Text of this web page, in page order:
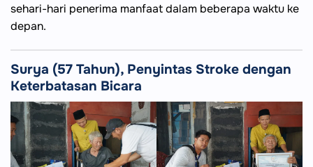
sehari-hari penerima manfaat dalam beberapa waktu ke
depan.
Surya (57 Tahun), Penyintas Stroke dengan
Keterbatasan Bicara